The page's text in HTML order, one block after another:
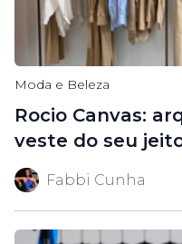
Moda e Beleza
Rocio Canvas:
veste do seu
Fabbi Cunha